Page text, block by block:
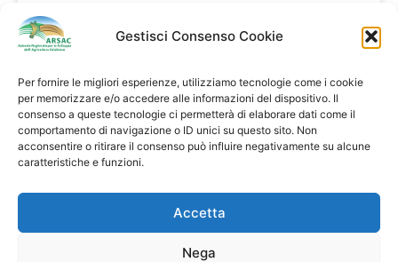
Gestisci Consenso Cookie
Per fornire le migliori esperienze, utilizziamo tecnologie come i cookie
per memorizzare e/o accedere alle informazioni del dispositivo. Il
consenso a queste tecnologie ci permetterà di elaborare dati come il
comportamento di navigazione o ID unici su questo sito. Non
acconsentire o ritirare il consenso può influire negativamente su alcune
caratteristiche e funzioni.
Accetta
Nega
Multifunzionalità in Agricoltura